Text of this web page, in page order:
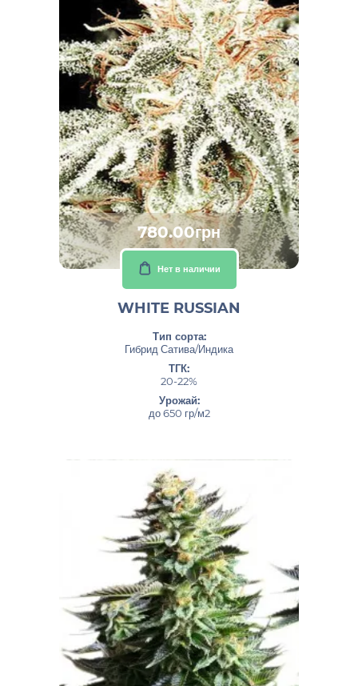
780.00грн
Нет в наличии
WHITE RUSSIAN
Тип сорта:
Гибрид Сатива/Индика
ТГК:
20-22%
Урожай:
до 650 гр/м2